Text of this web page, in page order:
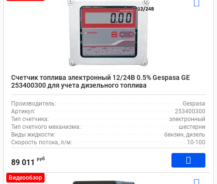
Счетчик топлива электронный 12/24В 0.5% Gespasa GE
253400300 для учета дизельного топлива
Производитель:
Gespasa
Артикул:
253400300
Тип счетчика:
электронный
Тип счетного механизма:
шестерни
Виды жидкости:
бензин, дизель
Скорость потока, л/м:
10-100
89 011 руб
Видеообзор